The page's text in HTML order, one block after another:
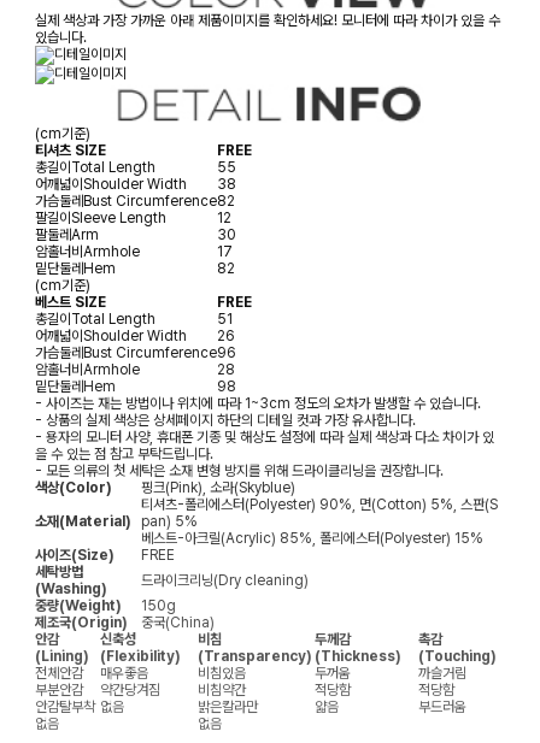
실제 색상과 가장 가까운 아래 제품이미지를 확인하세요! 모니터에 따라 차이가 있을 수
있습니다.
(cm기준)
티셔츠 SIZE
FREE
총길이 Total Length
55
어깨넓이 Shoulder Width
38
가슴둘레 Bust Circumference82
팔길이 Sleeve Length
12
팔둘레 Arm
30
암홀너비 Armhole
17
밑단둘레 Hem
82
(cm기준)
베스트 SIZE
FREE
총길이 Total Length
51
어깨넓이 Shoulder Width
26
가슴둘레 Bust Circumference96
암홀너비 Armhole
28
밑단둘레 Hem
98
- 사이즈는 재는 방법이나 위치에 따라 1~3cm 정도의 오차가 발생할 수 있습니다.
- 상품의 실제 색상은 상세페이지 하단의 디테일 컷과 가장 유사합니다.
- 용자의 모니터 사양, 휴대폰 기종 및 해상도 설정에 따라 실제 색상과 다소 차이가 있
을 수 있는 점 참고 부탁드립니다.
- 모든 의류의 첫 세탁은 소재 변형 방지를 위해 드라이클리닝을 권장합니다.
색상(Color)
핑크(Pink), 소라(Skyblue)
소재(Material)
티셔츠-폴리에스터(Polyester) 90%, 면(Cotton) 5%, 스판(S
pan) 5%
베스트-아크릴(Acrylic) 85%, 폴리에스터(Polyester) 15%
사이즈(Size)
FREE
세탁방법
(Washing)
드라이크리닝(Dry cleaning)
중량(Weight)
150g
제조국(Origin)
중국(China)
안감
(Lining)
신축성
(Flexibility)
비침
(Transparency)
두께감
(Thickness)
촉감
(Touching)
전체안감
매우좋음 비침있음 두꺼움
까슬거림
부분안감
약간당겨짐 비침약간 적당함
적당함
안감탈부착 없음 밝은칼라만 얇음
부드러움
없음
없음